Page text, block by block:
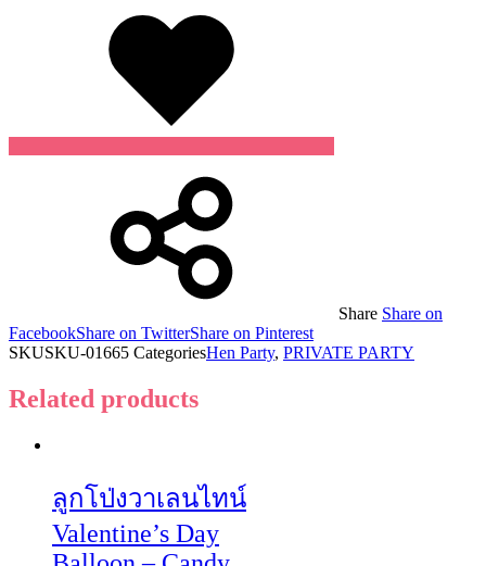
Share Share on
FacebookShare on TwitterShare on Pinterest
SKUSKU-01665 CategoriesHen Party, PRIVATE PARTY
Related products
ลูกโป่งวาเลนไทน์
Valentine’s Day